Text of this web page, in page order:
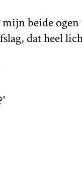
beide ogen
dat heel